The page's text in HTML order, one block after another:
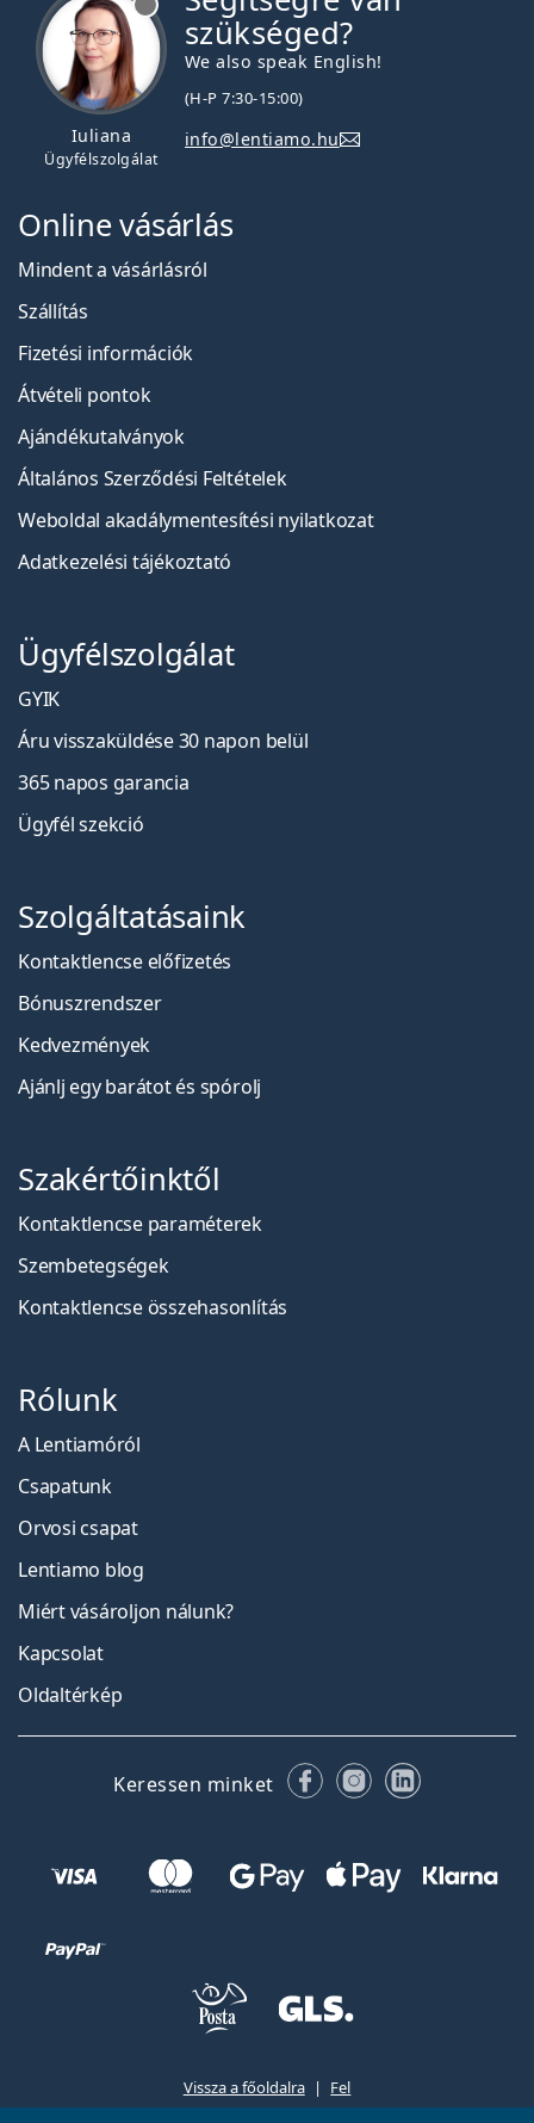
Iuliana
Ügyfélszolgálat
szükséged?
We also speak English!
(H-P 7:30-15:00)
info@lentiamo.hu
Online vásárlás
Mindent a vásárlásról
Szállítás
Fizetési információk
Átvételi pontok
Ajándékutalványok
Általános Szerződési Feltételek
Weboldal akadálymentesítési nyilatkozat
Adatkezelési tájékoztató
Ügyfélszolgálat
GYIK
Áru visszaküldése 30 napon belül
365 napos garancia
Ügyfél szekció
Szolgáltatásaink
Kontaktlencse előfizetés
Bónuszrendszer
Kedvezmények
Ajánlj egy barátot és spórolj
Szakértőinktől
Kontaktlencse paraméterek
Szembetegségek
Kontaktlencse összehasonlítás
Rólunk
A Lentiamóról
Csapatunk
Orvosi csapat
Lentiamo blog
Miért vásároljon nálunk?
Kapcsolat
Oldaltérkép
Keressen minket FacebookInstagram
LinkedIn
Vissza a főoldalra
Fel